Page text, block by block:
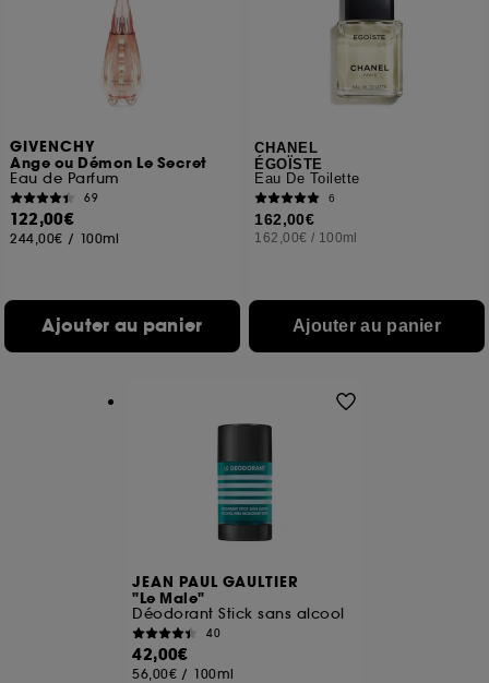
GIVENCHY
Ange ou Démon Le Secret
Eau de Parfum
69
122,00€
244,00€ / 100ml
Ajouter au panier
CHANEL
ÉGOÏSTE
Eau De Toilette
6
162,00€
162,00€ / 100ml
Ajouter au panier
JEAN PAUL GAULTIER
"Le Male"
Déodorant Stick sans alcool
40
42,00€
56,00€ / 100ml